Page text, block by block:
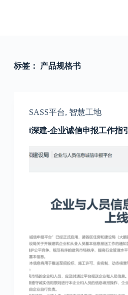
标签： 产品规格书
SASS平台, 智慧工地
i深建-企业诚信申报工作指引